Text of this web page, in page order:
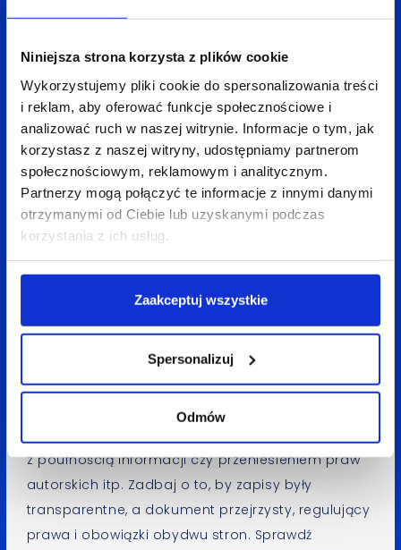
Niniejsza strona korzysta z plików cookie
Wykorzystujemy pliki cookie do spersonalizowania treści
i reklam, aby oferować funkcje społecznościowe i
analizować ruch w naszej witrynie. Informacje o tym, jak
korzystasz z naszej witryny, udostępniamy partnerom
społecznościowym, reklamowym i analitycznym.
Partnerzy mogą połączyć te informacje z innymi danymi
otrzymanymi od Ciebie lub uzyskanymi podczas
korzystania z ich usług.
Zaakceptuj wszystkie
Spersonalizuj
Odmów
niepotrzebnymi informacjami, pamiętaj, że bierzesz
odpowiedzialność za każde swoje „polecenie”.
6. Negocjuj
Nie bój się Klienta, używaj odpowiednio dobranych
argumentów. Bądź asertywny. Mów językiem
korzyści. Szukaj rozwiązań win-win. To, w jaki sposób
zakończą się negocjacje i z jakimi odczuciami
dalszą współpracę.
7. Miej na wszystko papier
Mówi się, że umowa nie jest podpisywana na dobre
czasy, dzięki formalnościom zabezpieczysz interesy
z poufnością informacji czy przeniesieniem praw
autorskich itp. Zadbaj o to, by zapisy były
transparentne, a dokument przejrzysty, regulujący
prawa i obowiązki obydwu stron. Sprawdź